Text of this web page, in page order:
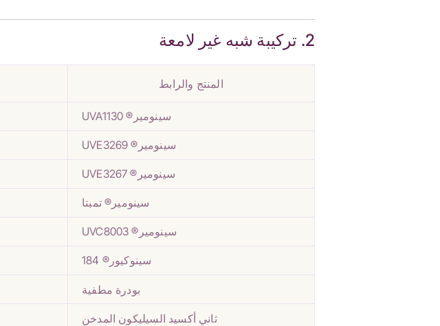
2. تركيبة شبه غير لامعة
المنتج والرابط
سينومير® UVA1130
سينومير® UVE3269
سينومير® UVE3267
سينومير® تمبتا
سينومير® UVC8003
سينوكيور® 184
بودرة مطفية
ثاني أكسيد السيليكون المدخن